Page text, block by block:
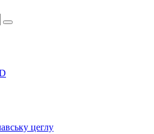
цеглу